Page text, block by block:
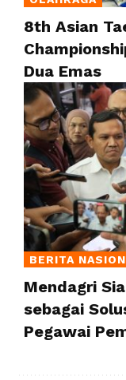
8th Asian
Dua Emas
BERITA
Mendagri
sebagai
Pegawai